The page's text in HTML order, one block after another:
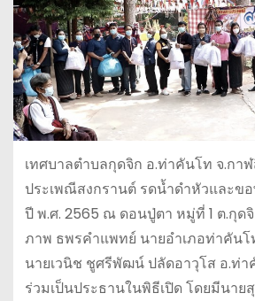
เทศบาลตำบลกุดจิก อ.ท่าคันโท จ.กา
ประเพณีสงกรานต์ รดน้ำดำหัวและข
ปี พ.ศ. 2565 ณ ดอนปู่ตา หมู่ที่ 1 ต.กุด
ภาพ ธพรคำแพทย์ นายอำเภอท่าคัน
นายเวนิช ชูศรีพัฒน์ ปลัดอาวุโส อ.ท่
ร่วมเป็นประธานในพิธีเปิด โดยมีนา